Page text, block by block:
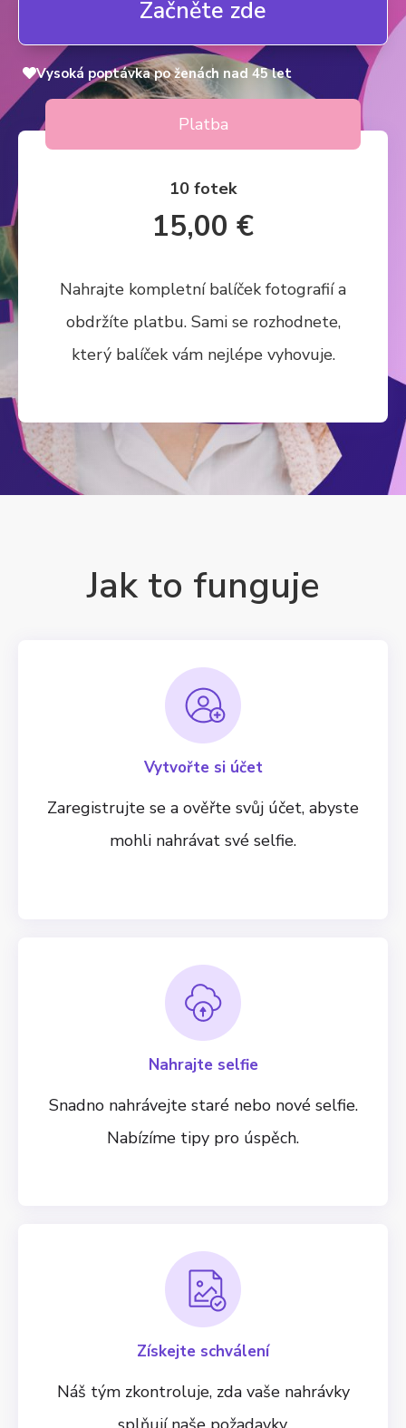
Začněte zde
Vysoká poptávka po ženách nad 45 let
Platba
10 fotek
15,00 €
Nahrajte kompletní balíček fotografií a
obdržíte platbu. Sami se rozhodnete,
který balíček vám nejlépe vyhovuje.
Jak to funguje
Vytvořte si účet
Zaregistrujte se a ověřte svůj účet, abyste
mohli nahrávat své selfie.
Nahrajte selfie
Snadno nahrávejte staré nebo nové selfie.
Nabízíme tipy pro úspěch.
Získejte schválení
Náš tým zkontroluje, zda vaše nahrávky